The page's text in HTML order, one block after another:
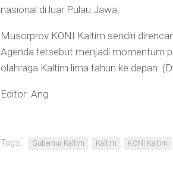
nasional di luar Pulau Jawa.
Musorprov KONI Kaltim sendiri
Agenda tersebut menjadi momentum
olahraga Kaltim lima tahun ke depan.
Editor: Ang
Tags: Gubernur Kaltim Kaltim KONI Kaltim